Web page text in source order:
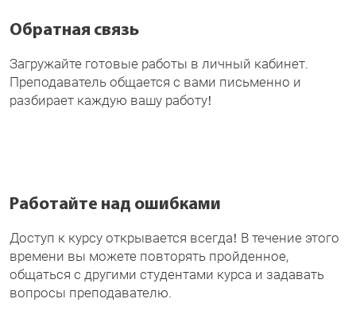
Обратная связь
Загружайте готовые работы в личный кабинет.
Преподаватель общается с вами письменно и
разбирает каждую вашу работу!
Работайте над ошибками
Доступ к курсу открывается всегда! В течение этого
времени вы можете повторять пройденное,
общаться с другими студентами курса и задавать
вопросы преподавателю.